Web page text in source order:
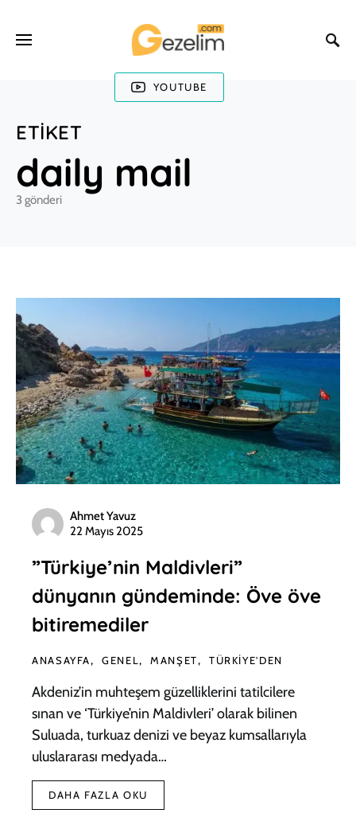
YOUTUBE
ETIKET
daily mail
3 gönderi
Ahmet Yavuz
22 Mayıs 2025
”Türkiye’nin Maldivleri”
dünyanın gündeminde: Öve öve
bitiremediler
ANASAYFA GENEL MANŞET TÜRKIYE'DEN
Akdeniz’in muhteşem güzelliklerini tatilcilere
sınan ve ‘Türkiye’nin Maldivleri’ olarak bilinen
Suluada, turkuaz denizi ve beyaz kumsallarıyla
uluslararası medyada…
DAHA FAZLA OKU